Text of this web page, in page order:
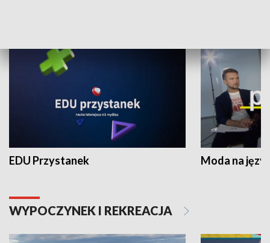
EDU Przystanek Moda na
WYPOCZYNEK I REKREACJA